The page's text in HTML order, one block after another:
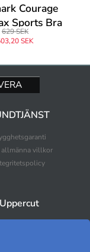
Courage
Sports Bra
629 SEK
SEK
allmänna villkor
Uppercut